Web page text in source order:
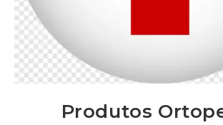
Produtos